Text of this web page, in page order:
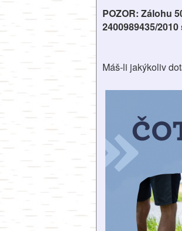
POZOR: Zálohu
2400989435/2010
Máš-li jakýkoliv